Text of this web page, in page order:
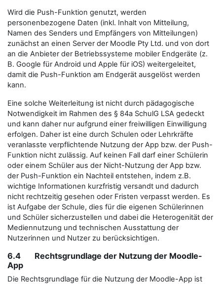
Wird die Push-Funktion genutzt, werden
personenbezogene Daten (inkl. Inhalt von Mitteilung,
Namen des Senders und Empfängers von Mitteilungen)
zunächst an einen Server der Moodle Pty Ltd. und von dort
an die Anbieter der Betriebssysteme mobiler Endgeräte (z.
B. Google für Android und Apple für iOS) weitergeleitet,
damit die Push-Funktion am Endgerät ausgelöst werden
kann.
Eine solche Weiterleitung ist nicht durch pädagogische
Notwendigkeit im Rahmen des § 84a SchulG LSA gedeckt
und kann daher nur aufgrund einer freiwilligen Einwilligung
erfolgen. Daher ist eine durch Schulen oder Lehrkräfte
veranlasste verpflichtende Nutzung der App bzw. der Push-
Funktion nicht zulässig. Auf keinen Fall darf einer Schülerin
oder einem Schüler aus der Nicht-Nutzung der App bzw.
der Push-Funktion ein Nachteil entstehen, indem z.B.
wichtige Informationen kurzfristig versandt und dadurch
nicht rechtzeitig gesehen oder Fristen verpasst werden. Es
ist Aufgabe der Schule, dies für die eigenen Schülerinnen
und Schüler sicherzustellen und dabei die Heterogenität der
Mediennutzung und technischen Ausstattung der
Nutzerinnen und Nutzer zu berücksichtigen.
6.4 Rechtsgrundlage der Nutzung der Moodle-
App
Die Rechtsgrundlage für die Nutzung der Moodle-App ist